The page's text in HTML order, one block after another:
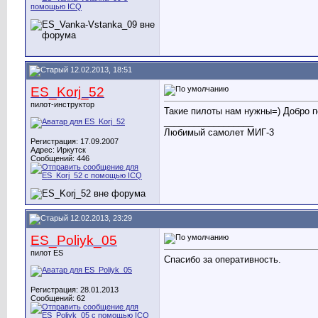
12.02.2013, 18:51
ES_Korj_52
пилот-инструктор
Регистрация: 17.09.2007
Адрес: Иркутск
Сообщений: 446
Такие пилоты нам нужны=) Добро
Любимый самолет МИГ-3
12.02.2013, 23:29
ES_Poliyk_05
пилот ES
Регистрация: 28.01.2013
Сообщений: 62
Спасибо за оперативность.